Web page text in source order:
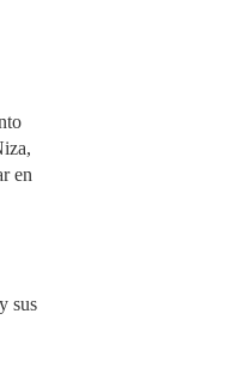
en
sus